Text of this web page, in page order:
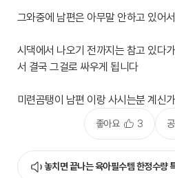
그와중에 남편은 아무말 안하고 있어
시댁에서 나오기 전까지는 참고 있다
서 결국 그걸로 싸우게 됩니다
미련곰탱이 남편 이랑 사시는분 계신
좋아요 3
놓치면 끝나는 육아필수템 한정수량